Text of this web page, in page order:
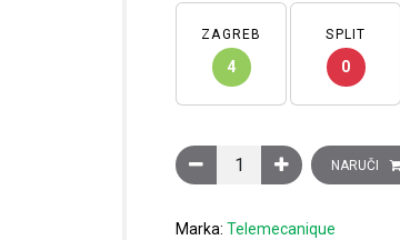
ZAGREB
4
SPLIT
0
Induktivni davačNARUČI
Marka:Telemecanique